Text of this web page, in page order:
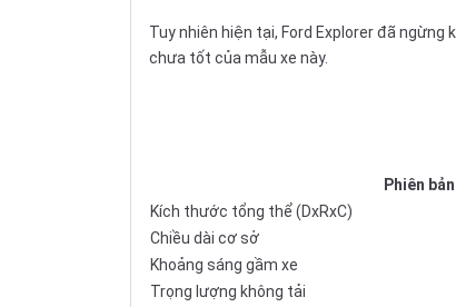
Tuy nhiên hiện tại, Ford Explorer đã
chưa tốt của mẫu xe này.
Phiên bản
Kích thước tổng thể (DxRxC)
Chiều dài cơ sở
Khoảng sáng gầm xe
Trọng lượng không tải